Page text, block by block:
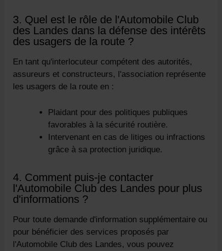
3. Quel est le rôle de l'Automobile Club
des Landes dans la défense des intérêts
des usagers de la route ?
En tant qu'interlocuteur compétent des autorités,
assureurs et constructeurs, l'association représente
les usagers de la route en :
Plaidant pour des politiques publiques
favorables à la sécurité routière.
Intervenant en cas de litiges ou infractions
grâce à sa protection juridique.
4. Comment puis-je contacter
l'Automobile Club des Landes pour plus
d'informations ?
Pour toute demande d'information supplémentaire ou
pour bénéficier des services proposés par
l'Automobile Club des Landes, vous pouvez